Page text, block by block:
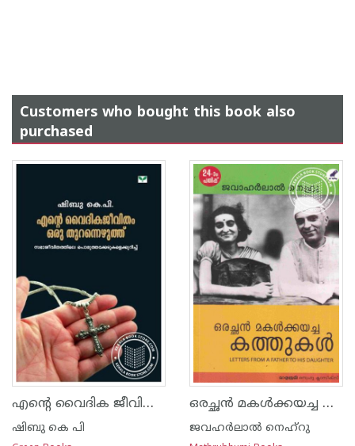
Customers who bought this book also
purchased
എന്റെ വൈദിക ജീവിതം ഒരു തുറന്നെഴുത്ത്
ഷിബു കെ പി
ഒരച്ഛന്‍ മകള്‍ക്കയച്ച കത്തുകള്‍
ജവഹര്‍ലാല്‍ നെഹ്‌റു